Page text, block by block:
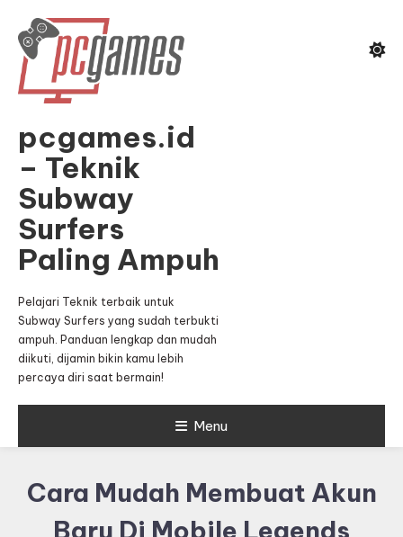
Content
pcgames.id
– Teknik
Subway
Surfers
Paling Ampuh
Pelajari Teknik terbaik untuk
Subway Surfers yang sudah terbukti
ampuh. Panduan lengkap dan mudah
diikuti, dijamin bikin kamu lebih
percaya diri saat bermain!
Menu
Cara Mudah Membuat Akun
Baru Di Mobile Legends